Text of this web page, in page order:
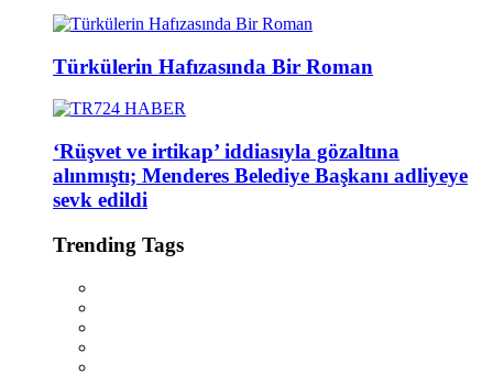
Türkülerin Hafızasında Bir Roman
‘Rüşvet ve irtikap’ iddiasıyla gözaltına
alınmıştı; Menderes Belediye Başkanı adliyeye
sevk edildi
Trending Tags